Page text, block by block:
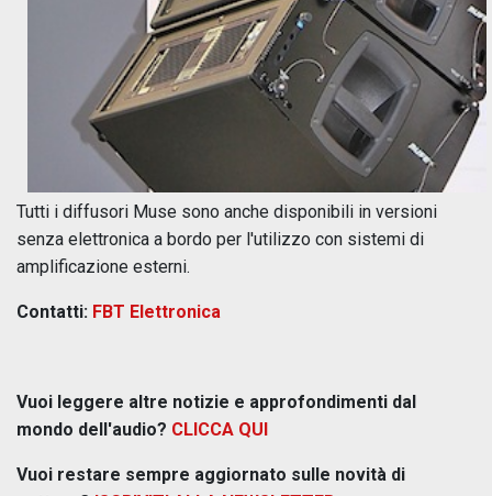
Tutti i diffusori Muse sono anche disponibili in versioni
senza elettronica a bordo per l'utilizzo con sistemi di
amplificazione esterni.
Contatti: FBT Elettronica
Vuoi leggere altre notizie e approfondimenti dal
mondo dell'audio? CLICCA QUI
Vuoi restare sempre aggiornato sulle novità di